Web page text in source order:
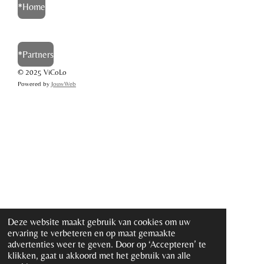
Deze website maakt gebruik van cookies om uw
ervaring te verbeteren en op maat gemaakte
advertenties weer te geven. Door op ‘Accepteren’ te
klikken, gaat u akkoord met het gebruik van alle
*Home
*Partners
© 2025 ViCoLo
Powered by JouwWeb